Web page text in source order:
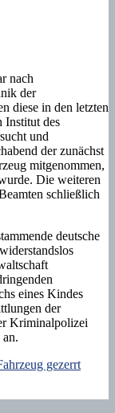
nach
der
diese in den letzten
Institut des
und
der zunächst
mitgenommen,
Die weiteren
schließlich
deutsche
eines Kindes
der
Kriminalpolizei
gezerrt